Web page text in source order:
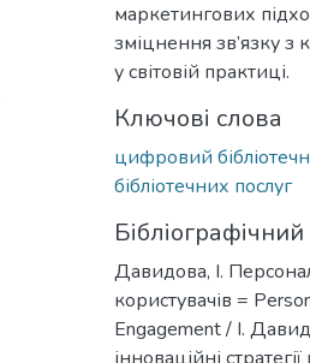
маркетингових
зміцнення зв’язку з
у світовій практиці.
Ключові слова
цифровий
бібліотечних послуг
Давидова, І.
користувачів =
Engagement / І.